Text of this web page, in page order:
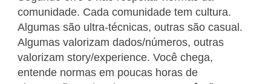
comunidade. Cada comunidade tem cultura.
Algumas são ultra-técnicas, outras são casual.
Algumas valorizam dados/números, outras
valorizam story/experience. Você chega,
entende normas em poucas horas de